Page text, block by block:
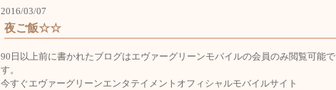
2016/03/07
夜ご飯☆☆
90日以上前に書かれたブログはエヴァーグリーンモバイルの会員のみ閲覧可能で
す。
今すぐエヴァーグリーンエンタテイメントオフィシャルモバイルサイト